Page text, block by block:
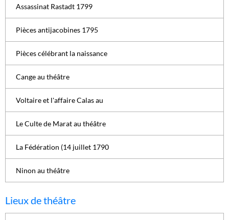
Assassinat Rastadt 1799
Pièces antijacobines 1795
Pièces célébrant la naissance
Cange au théâtre
Voltaire et l'affaire Calas au
Le Culte de Marat au théâtre
La Fédération (14 juillet 1790
Ninon au théâtre
Lieux de théâtre